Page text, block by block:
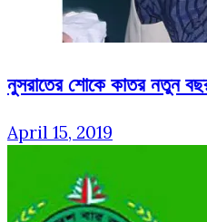
নুসরাতের শোকে কাতর নতুন
April 15, 2019